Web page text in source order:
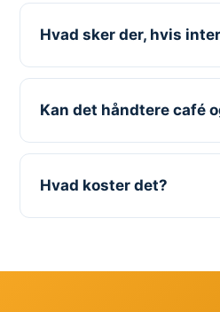
Hvad sker der, hvis
Kan det håndtere café
Hvad koster det?